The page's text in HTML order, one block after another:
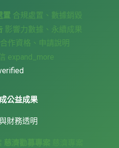
置 合規處置、數據銷毀
影響力數據、永續成果
合作資格、申請說明
expand_more
公益成果
財務透明
慈濟勸募專案